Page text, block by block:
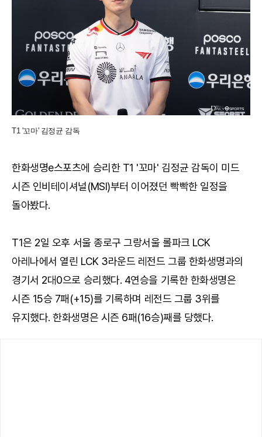
T1 '꼬마' 김정균 감독
한화생명e스포츠에 승리한 T1 '꼬마' 김정균 감독이 미드
시즌 인비테이셔널(MSI)부터 이어졌던 빡빡한 일정을
돌아봤다.
T1은 2일 오후 서울 종로구 그랑서울 롤파크 LCK
아레나에서 열린 LCK 3라운드 레전드 그룹 한화생명과의
경기서 2대0으로 승리했다. 4연승을 기록한 한화생명은
시즌 15승 7패(+15)를 기록하며 레전드 그룹 3위를
유지했다. 한화생명은 시즌 6패(16승)째를 당했다.